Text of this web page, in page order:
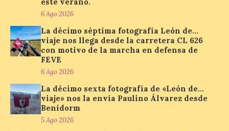
En la Comarca de Liébana
tienes 6 rincones únicos
para ver el Eclipse de Sol
6 Ago 2026
Miradores naturales,
pueblos con alma y
paisajes de leyenda
este verano.
6 Ago 2026
La décimo séptima fotografía León de…
viaje nos llega desde la carretera CL 626
con motivo de la marcha en defensa de
FEVE
6 Ago 2026
La décimo sexta fotografía de «León de…
viaje» nos la envía Paulino Álvarez desde
Benidorm
5 Ago 2026